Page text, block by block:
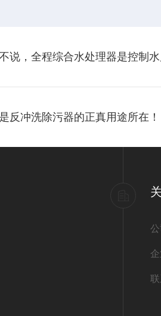
说，全程综合水处理器是控制
反冲洗除污器的正真用途所在！